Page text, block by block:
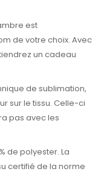
est
de votre choix. Avec
un cadeau
de sublimation,
sur le tissu. Celle-ci
pas avec les
de polyester. La
certifié de la norme